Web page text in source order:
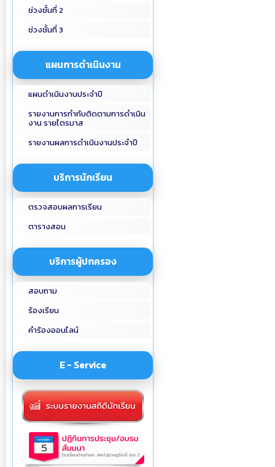
ช่วงชั้นที่ 2
ช่วงชั้นที่ 3
แผนการดำเนินงาน
แผนดำเนินงานประจำปี
รายงานการกำกับติดตามการดำเนิน
งาน รายไตรมาส
รายงานผลการดำเนินงานประจำปี
บริการนักเรียน
ตรวจสอบผลการเรียน
ตารางสอน
บริการผู้ปกครอง
สอบถาม
ร้องเรียน
คำร้องออนไลน์
E - Service